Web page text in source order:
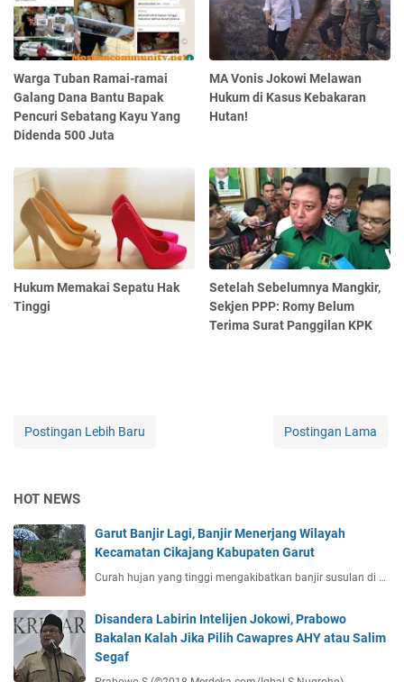
Warga Tuban Ramai-ramai
Galang Dana Bantu Bapak
Pencuri Sebatang Kayu Yang
Didenda 500 Juta
MA Vonis Jokowi Melawan
Hukum di Kasus Kebakaran
Hutan!
Hukum Memakai Sepatu Hak
Tinggi
Setelah Sebelumnya Mangkir,
Sekjen PPP: Romy Belum
Terima Surat Panggilan KPK
Postingan Lebih Baru Postingan Lama
HOT NEWS
Garut Banjir Lagi, Banjir Menerjang Wilayah
Kecamatan Cikajang Kabupaten Garut
Curah hujan yang tinggi mengakibatkan banjir susulan di …
Disandera Labirin Intelijen Jokowi, Prabowo
Bakalan Kalah Jika Pilih Cawapres AHY atau Salim
Segaf